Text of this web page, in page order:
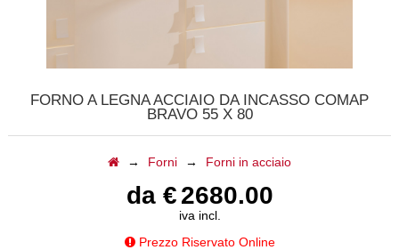
FORNI
FORNO A LEGNA ACCIAIO DA INCASSO COMAP
BRAVO 55 X 80
→ Forni → Forni in acciaio
da €2680.00
iva incl.
Prezzo Riservato Online